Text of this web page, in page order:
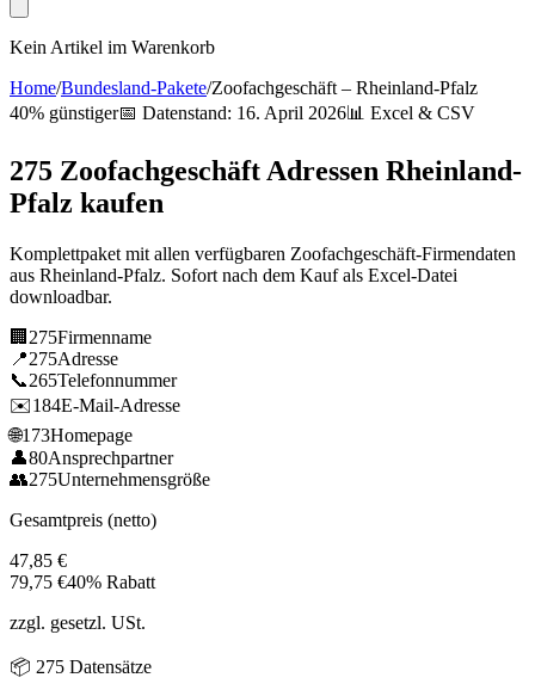
Kein Artikel im Warenkorb
Home/Bundesland-Pakete/Zoofachgeschäft – Rheinland-Pfalz
40% günstiger📅 Datenstand: 16. April 2026📊 Excel & CSV
275 Zoofachgeschäft Adressen Rheinland-
Pfalz kaufen
Komplettpaket mit allen verfügbaren Zoofachgeschäft-Firmendaten
aus Rheinland-Pfalz. Sofort nach dem Kauf als Excel-Datei
downloadbar.
🏢 275Firmenname
📍275Adresse
📞265Telefonnummer
✉️184E-Mail-Adresse
🌐173Homepage
👤80Ansprechpartner
👥275Unternehmensgröße
Gesamtpreis (netto)
47,85 €
79,75 €40% Rabatt
zzgl. gesetzl. USt.
📦 275 Datensätze